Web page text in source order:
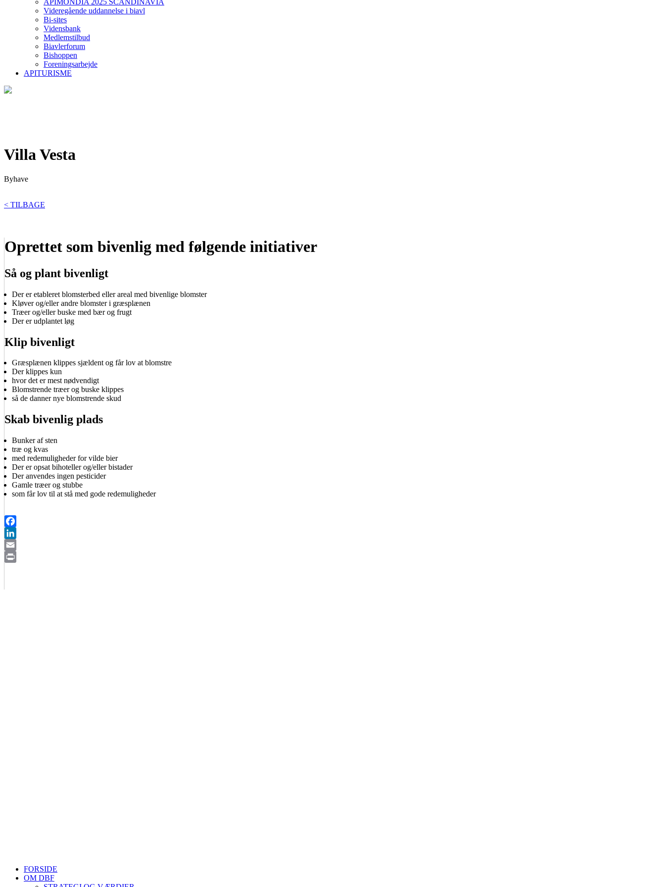
APIMONDIA 2025 SCANDINAVIA
Videregående uddannelse i biavl
Bi-sites
Vidensbank
Medlemstilbud
Biavlerforum
Bishoppen
Foreningsarbejde
APITURISME
Villa Vesta
Byhave
< TILBAGE
Oprettet som bivenlig med følgende initiativer
Så og plant bivenligt
Der er etableret blomsterbed eller areal med bivenlige blomster
Kløver og/eller andre blomster i græsplænen
Træer og/eller buske med bær og frugt
Der er udplantet løg
Klip bivenligt
Græsplænen klippes sjældent og får lov at blomstre
Der klippes kun
hvor det er mest nødvendigt
Blomstrende træer og buske klippes
så de danner nye blomstrende skud
Skab bivenlig plads
Bunker af sten
træ og kvas
med redemuligheder for vilde bier
Der er opsat bihoteller og/eller bistader
Der anvendes ingen pesticider
Gamle træer og stubbe
som får lov til at stå med gode redemuligheder
Facebook
LinkedIn
Email
FORSIDE
OM DBF